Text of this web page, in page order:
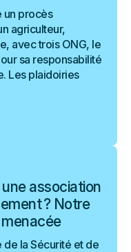
un procès
agriculteur,
avec trois ONG, le
sa responsabilité
Les plaidoiries
une association
? Notre
de la Sécurité et de